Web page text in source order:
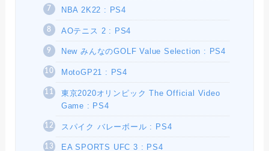
NBA 2K22 : PS4
AOテニス 2 : PS4
New みんなのGOLF Value Selection : PS4
MotoGP21 : PS4
東京2020オリンピック The Official Video
Game : PS4
スパイク バレーボール : PS4
EA SPORTS UFC 3 : PS4